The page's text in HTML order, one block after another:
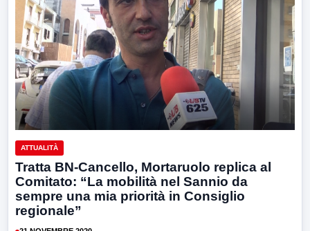
ATTUALITÀ
Tratta BN-Cancello, Mortaruolo replica al
Comitato: “La mobilità nel Sannio da
sempre una mia priorità in Consiglio
regionale”